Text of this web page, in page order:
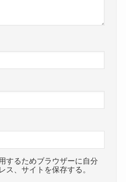
するためブラウザーに自分
ス、サイトを保存する。